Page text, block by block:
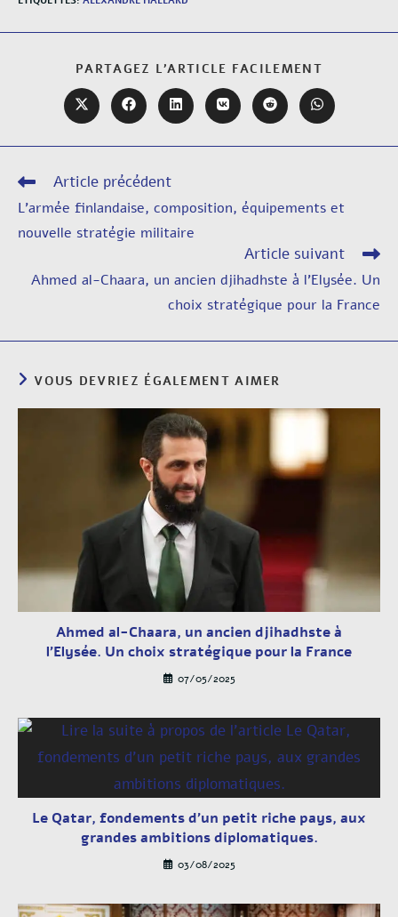
PARTAGEZ L'ARTICLE FACILEMENT
Article précédent
L’armée finlandaise, composition, équipements et
nouvelle stratégie militaire
Article suivant
Ahmed al-Chaara, un ancien djihadhste à l’Elysée. Un
choix stratégique pour la France
VOUS DEVRIEZ ÉGALEMENT AIMER
Ahmed al-Chaara, un ancien djihadhste à
l’Elysée. Un choix stratégique pour la France
07/05/2025
Le Qatar, fondements d’un petit riche pays, aux
grandes ambitions diplomatiques.
03/08/2025